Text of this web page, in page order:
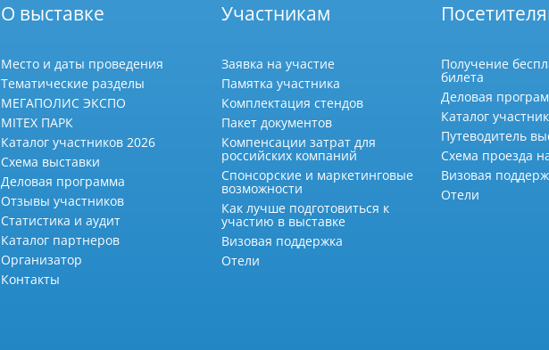
О выставке
Место и даты проведения
Тематические разделы
МЕГАПОЛИС ЭКСПО
MITEX ПАРК
Каталог участников 2026
Схема выставки
Деловая программа
Отзывы участников
Статистика и аудит
Каталог партнеров
Организатор
Контакты
Участникам
Заявка на участие
Памятка участника
Комплектация стендов
Пакет документов
Компенсации затрат для
российских компаний
Спонсорские и маркетинговые
возможности
Как лучше подготовиться к
участию в выставке
Визовая поддержка
Отели
Получение
билета
Деловая
Каталог
Путеводитель
Схема проезда
Визовая
Отели